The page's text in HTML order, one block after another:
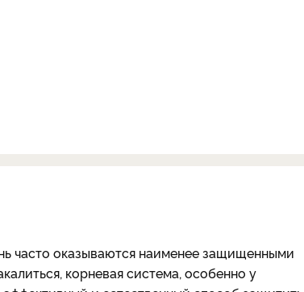
часто оказываются наименее защищенными
корневая система, особенно у